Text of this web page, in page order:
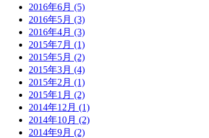
2016年6月 (5)
2016年5月 (3)
2016年4月 (3)
2015年7月 (1)
2015年5月 (2)
2015年3月 (4)
2015年2月 (1)
2015年1月 (2)
2014年12月 (1)
2014年10月 (2)
2014年9月 (2)